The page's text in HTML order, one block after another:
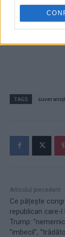
undeva”
TAGS
Articolul precedent
Ce pățește
republican care-l
Trump:
”imbecil”,